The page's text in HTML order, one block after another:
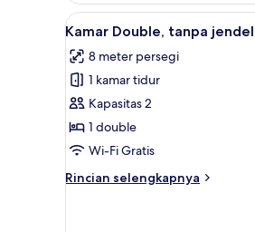
Lihat
semua
foto
untuk
Kamar
Double,
tanpa
8
Kamar Double, tanpa
8 meter persegi
1 kamar tidur
Kapasitas 2
1 double
Wi-Fi Gratis
Rincian selengkapnya
Rincian